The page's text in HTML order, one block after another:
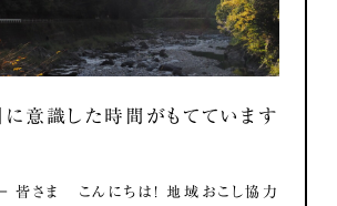
に意識した時間がもてています
さま こんにちは！ 地域おこし協力